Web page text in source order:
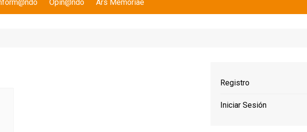
Opin@ndo Ars Memoriae
Registro
Iniciar Sesión